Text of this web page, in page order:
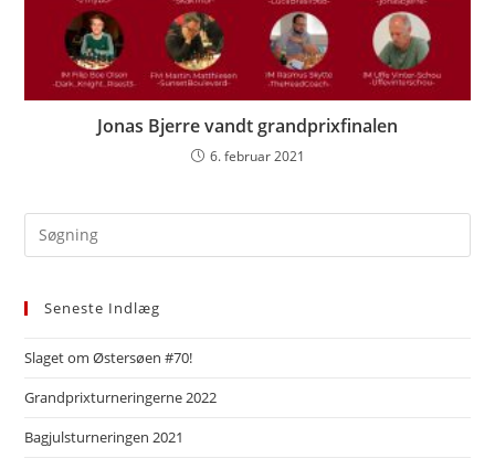
Jonas Bjerre vandt grandprixfinalen
6. februar 2021
Seneste Indlæg
Slaget om Østersøen #70!
Grandprixturneringerne 2022
Bagjulsturneringen 2021